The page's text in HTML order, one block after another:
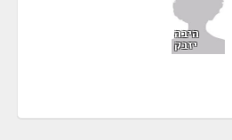
היבה
יזבק